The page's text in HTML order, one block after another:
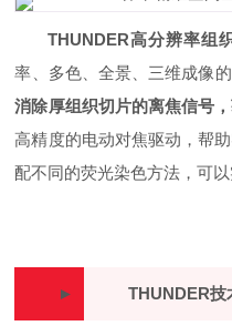
THUNDER高分辨率组
率、多色、全景、三维成像的
消除厚组织切片的离焦信号
高精度的电动对焦驱动，帮
配不同的荧光染色方法，可
► THUNDER技